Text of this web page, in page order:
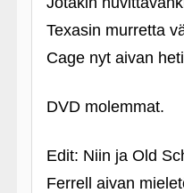
Texasin murretta
Cage nyt aivan
DVD molemmat.
Edit: Niin ja Old
Ferrell aivan